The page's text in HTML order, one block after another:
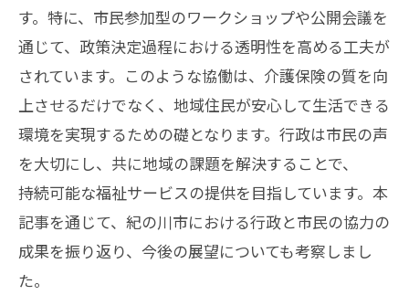
す。特に、市民参加型のワークショップや公開会議を
通じて、政策決定過程における透明性を高める工夫が
されています。このような協働は、介護保険の質を向
上させるだけでなく、地域住民が安心して生活できる
環境を実現するための礎となります。行政は市民の声
を大切にし、共に地域の課題を解決することで、
持続可能な福祉サービスの提供を目指しています。本
記事を通じて、紀の川市における行政と市民の協力の
成果を振り返り、今後の展望についても考察しまし
た。